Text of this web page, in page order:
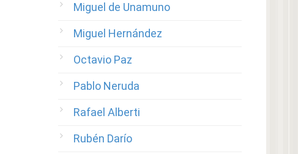
Miguel de Unamuno
Miguel Hernández
Octavio Paz
Pablo Neruda
Rafael Alberti
Rubén Darío